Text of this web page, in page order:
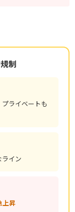
制
ライベートも
イン
上昇